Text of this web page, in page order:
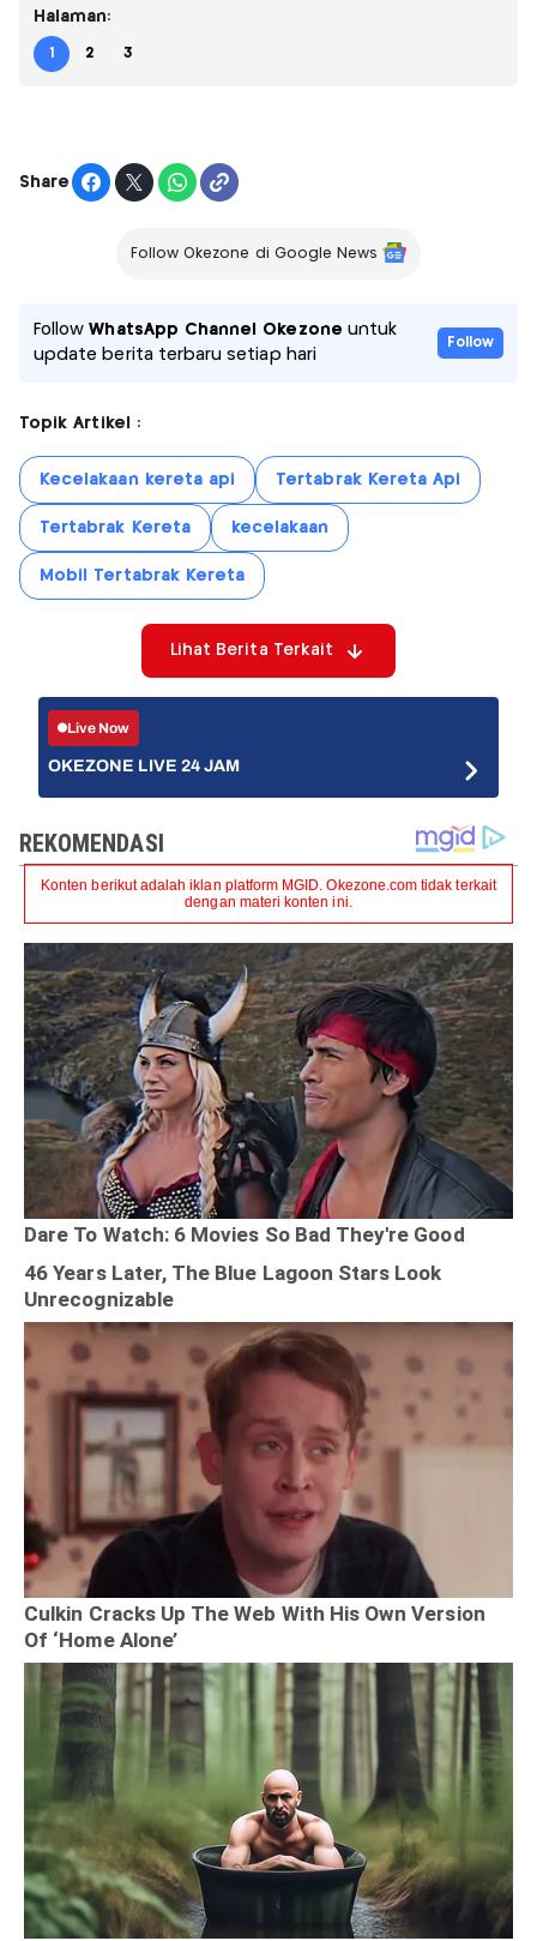
Halaman:
1 2 3
Share
Follow Okezone di Google News
FollowWhatsApp Channel Okezone untuk
update berita terbaru setiap hari
Follow
Topik Artikel :
Kecelakaan kereta api Tertabrak Kereta Api
Tertabrak Kereta kecelakaan
Mobil Tertabrak Kereta
Lihat Berita Terkait
Live Now
OKEZONE LIVE 24 JAM